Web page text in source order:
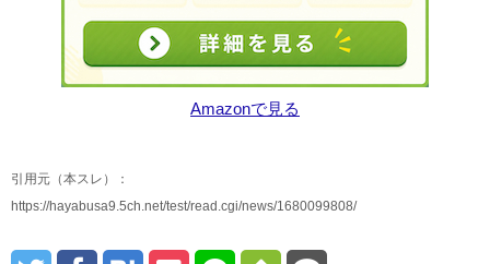
Amazonで見る
引用元（本スレ）：
https://hayabusa9.5ch.net/test/read.cgi/news/1680099808/